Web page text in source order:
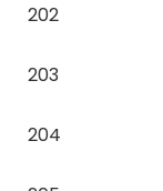
202
203
204